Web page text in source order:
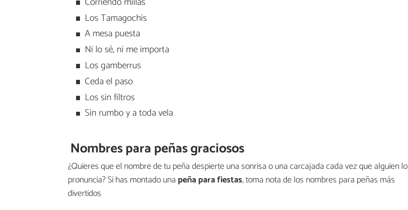
Los Tamagochis
A mesa puesta
Ni lo sé, ni me importa
Los gamberrus
Ceda el paso
Los sin filtros
Sin rumbo y a toda vela
Nombres para peñas graciosos
¿Quieres que el nombre de tu peña despierte una sonrisa o una carcajada cada vez que alguien lo
pronuncia? Si has montado una peña para fiestas, toma nota de los nombres para peñas más
divertidos